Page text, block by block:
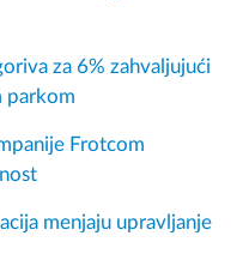
za 6% zahvaljujući
parkom
Frotcom
menjaju upravljanje